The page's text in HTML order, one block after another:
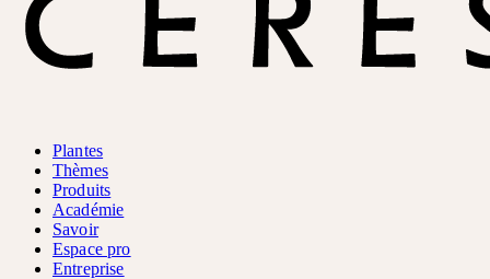
Plantes
Thèmes
Produits
Académie
Savoir
Espace pro
Entreprise